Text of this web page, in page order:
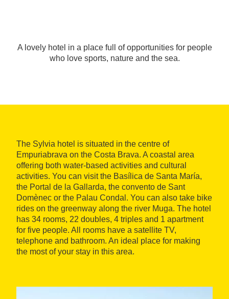
A lovely hotel in a place full of opportunities for people
who love sports, nature and the sea.
The Sylvia hotel is situated in the centre of
Empuriabrava on the Costa Brava. A coastal area
offering both water-based activities and cultural
activities. You can visit the Basílica de Santa María,
the Portal de la Gallarda, the convento de Sant
Domènec or the Palau Condal. You can also take bike
rides on the greenway along the river Muga. The hotel
has 34 rooms, 22 doubles, 4 triples and 1 apartment
for five people. All rooms have a satellite TV,
telephone and bathroom. An ideal place for making
the most of your stay in this area.